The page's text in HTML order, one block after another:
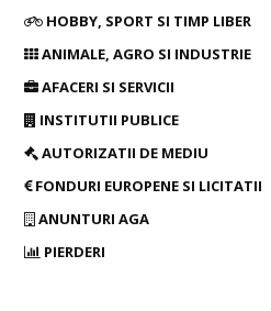
HOBBY, SPORT SI TIMP LIBER
ANIMALE, AGRO SI INDUSTRIE
AFACERI SI SERVICII
INSTITUTII PUBLICE
AUTORIZATII DE MEDIU
FONDURI EUROPENE SI LICITATII
ANUNTURI AGA
PIERDERI